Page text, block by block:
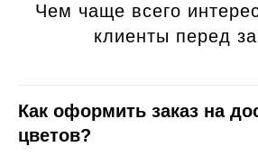
Чем чаще всего
клиенты перед
Как оформить заказ на
цветов?